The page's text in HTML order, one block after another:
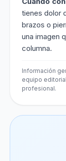
tienes dolor
brazos o
una imagen
columna.
Información
equipo
profesional.